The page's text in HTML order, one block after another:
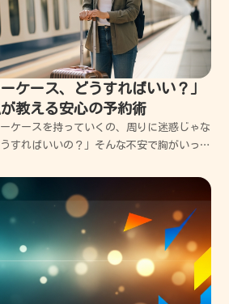
ケース、どうすればいい？」
教える安心の予約術
ケースを持っていくの、周りに迷惑じゃな
すればいいの？」そんな不安で胸がいっぱ
り込んで冷や汗をかいた経験があります。
ば新幹線の移動は驚くほど快適...